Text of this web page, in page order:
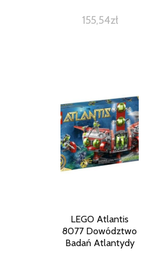
155,54zł
LEGO Atlantis
8077 Dowództwo
Badań Atlantydy